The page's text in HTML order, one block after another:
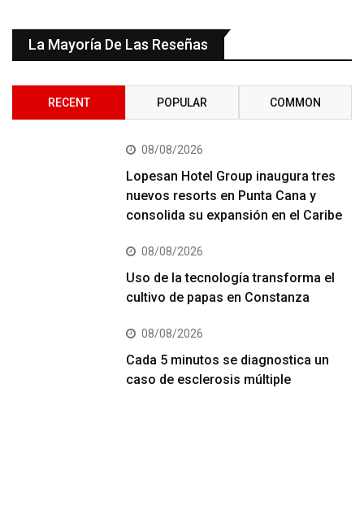
La Mayoría De Las Reseñas
RECENT POPULAR COMMON
08/08/2026
Lopesan Hotel Group inaugura tres
nuevos resorts en Punta Cana y
consolida su expansión en el Caribe
08/08/2026
Uso de la tecnología transforma el
cultivo de papas en Constanza
08/08/2026
Cada 5 minutos se diagnostica un
caso de esclerosis múltiple